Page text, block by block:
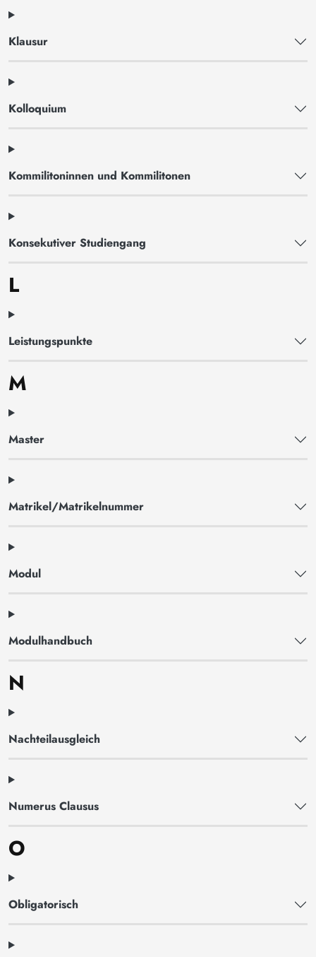
Klausur
Kolloquium
Kommilitoninnen und Kommilitonen
Konsekutiver Studiengang
L
Leistungspunkte
M
Master
Matrikel/Matrikelnummer
Modul
Modulhandbuch
N
Nachteilausgleich
Numerus Clausus
O
Obligatorisch